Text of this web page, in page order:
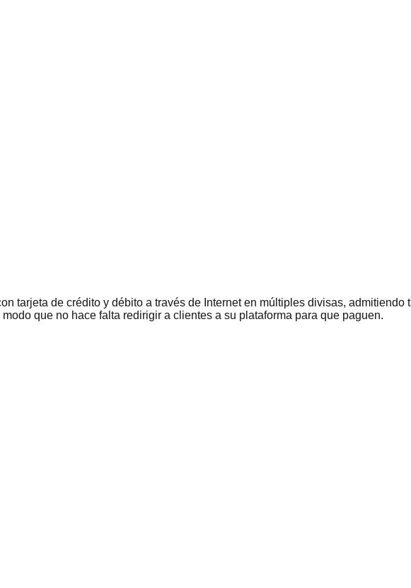
tarjeta de crédito y débito a través de Internet en múltiples divisas, admitiendo
que no hace falta redirigir a clientes a su plataforma para que paguen.